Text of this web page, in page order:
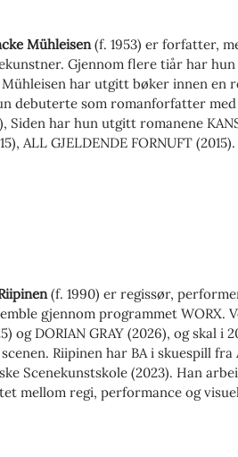
(f. 1990) er regissør,
gjennom programmet WORX.
og DORIAN GRAY (2026), og skal i
Riipinen har BA i skuespill
Scenekunstskole (2023). Han
mellom regi, performance og
Mühleisen(f. 1953) er forfatter,
Gjennom flere tiår har
har utgitt bøker innen en
debuterte som romanforfatter med
Siden har hun utgitt romanene
ALL GJELDENDE FORNUFT